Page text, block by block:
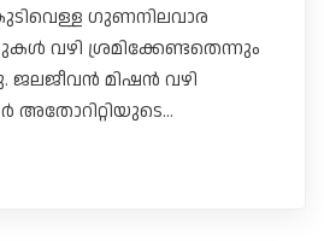
​ഗുണനിലവാര
വഴി ശ്രമിക്കേണ്ടതെന്നും
ജലജീവൻ മിഷൻ വഴി
അതോറിറ്റിയുടെ…